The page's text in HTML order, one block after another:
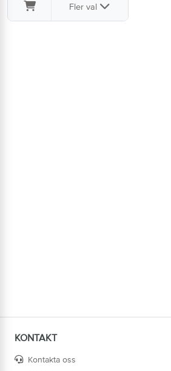
Fler val
KONTAKT
Kontakta oss